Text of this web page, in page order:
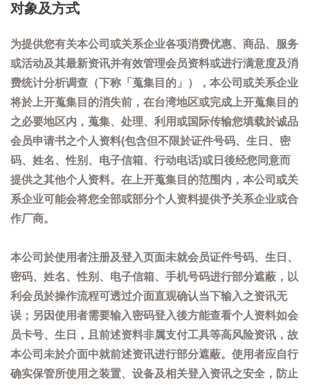
对象及方式
为提供您有关本公司或关系企业各项消费优惠、商品、服务
或活动及其最新资讯并有效管理会员资料或进行满意度及消
费统计分析调查（下称「蒐集目的」），本公司或关系企业
将於上开蒐集目的消失前，在台湾地区或完成上开蒐集目的
之必要地区内，蒐集、处理、利用或国际传输您填载於诚品
会员申请书之个人资料(包含但不限於证件号码、生日、密
码、姓名、性别、电子信箱、行动电话)或日後经您同意而
提供之其他个人资料。在上开蒐集目的范围内，本公司或关
系企业可能会将您全部或部分个人资料提供予关系企业或合
作厂商。
本公司於使用者注册及登入页面未就会员证件号码、生日、
密码、姓名、性别、电子信箱、手机号码进行部分遮蔽，以
利会员於操作流程可透过介面直观确认当下输入之资讯无
误；另因使用者需要输入密码登入後方能查看个人资料如会
员卡号、生日，且前述资料非属支付工具等高风险资讯，故
本公司未於介面中就前述资讯进行部分遮蔽。使用者应自行
确实保管所使用之装置、设备及相关登入资讯之安全，防止